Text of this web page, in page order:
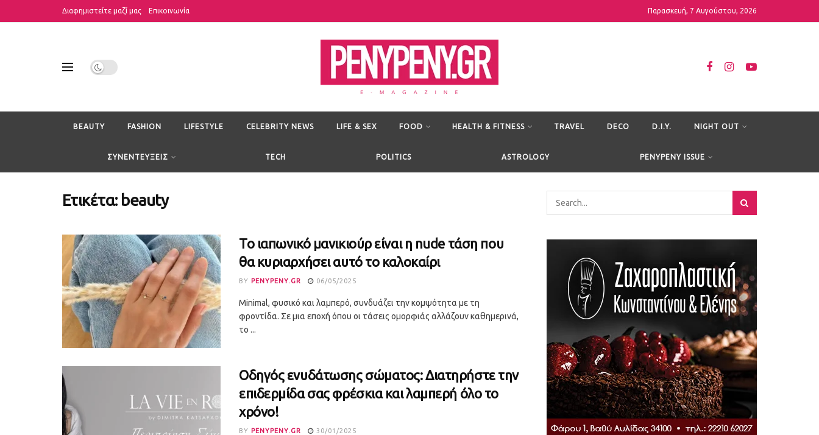
Διαφημιστείτε μαζί μας Επικοινωνία Παρασκευή, 7 Αυγούστου, 2026
BEAUTY FASHION LIFESTYLE CELEBRITY NEWS LIFE & SEX FOOD HEALTH & FITNESS TRAVEL DECO D.I.Y. NIGHT OUT
ΣΥΝΕΝΤΕΥΞΕΙΣ TECH POLITICS ASTROLOGY PENYPENY ISSUE
Ετικέτα: beauty
Το ιαπωνικό μανικιούρ είναι η nude τάση που
θα κυριαρχήσει αυτό το καλοκαίρι
BY PENYPENY.GR 06/05/2025
Minimal, φυσικό και λαμπερό, συνδυάζει την κομψότητα με τη
φροντίδα. Σε μια εποχή όπου οι τάσεις ομορφιάς αλλάζουν καθημερινά,
το ...
Οδηγός ενυδάτωσης σώματος: Διατηρήστε την
επιδερμίδα σας φρέσκια και λαμπερή όλο το
χρόνο!
BY PENYPENY.GR 30/01/2025